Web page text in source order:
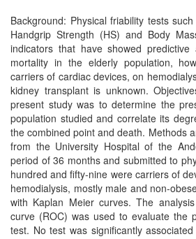
Background: Physical friability tests
Handgrip Strength (HS) and Body
indicators that have showed
mortality in the elderly population,
carriers of cardiac devices, on
kidney transplant is unknown.
present study was to determine the
population studied and correlate its
the combined point and death. Methods
from the University Hospital of the
period of 36 months and submitted to
hundred and fifty-nine were carriers of
hemodialysis, mostly male and non-
with Kaplan Meier curves. The
curve (ROC) was used to evaluate the
test. No test was significantly